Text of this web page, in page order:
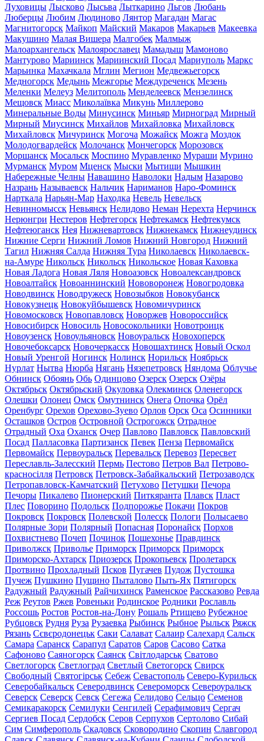
Луховицы Лысково Лысьва Лыткарино Льгов Любань
Люберцы Любим Людиново Лянтор Магадан Магас
Магнитогорск Майкоп Майский Макаров Макарьев Макеевка
Макушино Малая Вишера Малгобек Малмыж
Малоархангельск Малоярославец Мамадыш Мамоново
Мантурово Мариинск Мариинский Посад Мариуполь Маркс
Марьинка Махачкала Мглин Мегион Медвежьегорск
Медногорск Медынь Межгорье Междуреченск Мезень
Меленки Мелеуз Мелитополь Менделеевск Мензелинск
Мещовск Миасс Миколаївка Микунь Миллерово
Минеральные Воды Минусинск Миньяр Мирноград Мирный
Мирный Миусинск Михайлов Михайловка Михайловск
Михайловск Мичуринск Могоча Можайск Можга Моздок
Молодогвардейск Молочанск Мончегорск Морозовск
Моршанск Мосальск Моспино Муравленко Мураши Мурино
Мурманск Муром Мценск Мыски Мытищи Мышкин
Набережные Челны Навашино Наволоки Надым Назарово
Назрань Называевск Нальчик Нариманов Наро-Фоминск
Нарткала Нарьян-Мар Находка Невель Невельск
Невинномысск Невьянск Нелидово Неман Нерехта Нерчинск
Нерюнгри Нестеров Нефтегорск Нефтекамск Нефтекумск
Нефтеюганск Нея Нижневартовск Нижнекамск Нижнеудинск
Нижние Серги Нижний Ломов Нижний Новгород Нижний
Тагил Нижняя Салда Нижняя Тура Николаевск Николаевск-
на-Амуре Никольск Никольск Никольское Новая Каховка
Новая Ладога Новая Ляля Новоазовск Новоалександровск
Новоалтайск Новоаннинский Нововоронеж Новогродовка
Новодвинск Новодружеск Новозыбков Новокубанск
Новокузнецк Новокуйбышевск Новомичуринск
Новомосковск Новопавловск Новоржев Новороссийск
Новосибирск Новосиль Новосокольники Новотроицк
Новоузенск Новоульяновск Новоуральск Новохоперск
Новочебоксарск Новочеркасск Новошахтинск Новый Оскол
Новый Уренгой Ногинск Нолинск Норильск Ноябрьск
Нурлат Нытва Нюрба Нягань Нязепетровск Няндома Облучье
Обнинск Обоянь Обь Одинцово Озерск Озерск Озёры
Октябрьск Октябрьский Окуловка Олекминск Оленегорск
Олешки Олонец Омск Омутнинск Онега Опочка Орёл
Оренбург Орехов Орехово-Зуево Орлов Орск Оса Осинники
Осташков Остров Островной Острогожск Отрадное
Отрадный Оха Оханск Очер Павлово Павловск Павловский
Посад Палласовка Партизанск Певек Пенза Первомайск
Первомайск Первоуральск Перевальск Перевоз Пересвет
Переславль-Залесский Пермь Пестово Петров Вал Петрово-
красносілля Петровск Петровск-Забайкальский Петрозаводск
Петропавловск-Камчатский Петухово Петушки Печора
Печоры Пикалево Пионерский Питкяранта Плавск Пласт
Плес Поворино Подольск Подпорожье Покачи Покров
Покровск Покровск Полевской Полесск Пологи Полысаево
Полярные Зори Полярный Попасная Поронайск Порхов
Похвистнево Почеп Починок Пошехонье Правдинск
Приволжск Приволье Приморск Приморск Приморск
Приморско-Ахтарск Приозерск Прокопьевск Пролетарск
Протвино Прохладный Псков Пугачев Пудож Пустошка
Пучеж Пушкино Пущино Пыталово Пыть-Ях Пятигорск
Радужный Радужный Райчихинск Раменское Рассказово Ревда
Реж Реутов Ржев Ровеньки Родинское Родники Рославль
Россошь Ростов Ростов-на-Дону Рошаль Ртищево Рубежное
Рубцовск Рудня Руза Рузаевка Рыбинск Рыбное Рыльск Ряжск
Рязань Сєвєродонецьк Саки Салават Салаир Салехард Сальск
Самара Саранск Сарапул Саратов Саров Сасово Сатка
Сафоново Саяногорск Саянск Світлодарськ Сватово
Светлогорск Светлоград Светлый Светогорск Свирск
Свободный Святогірськ Себеж Севастополь Северо-Курильск
Северобайкальск Северодвинск Североморск Североуральск
Северск Северск Севск Сегежа Селидово Сельцо Семенов
Семикаракорск Семилуки Сенгилей Серафимович Сергач
Сергиев Посад Сердобск Серов Серпухов Сертолово Сибай
Сим Симферополь Скадовск Сковородино Скопин Славгород